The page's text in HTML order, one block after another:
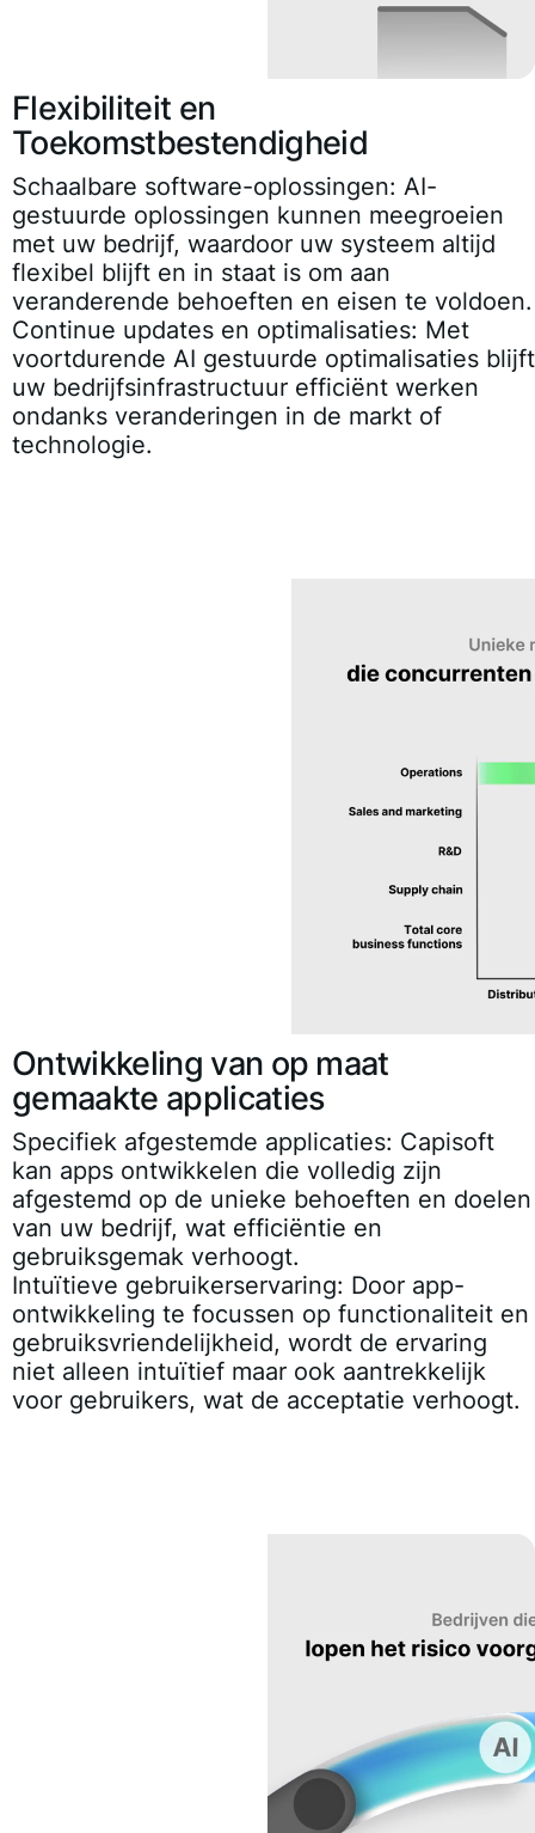
Flexibiliteit en
Toekomstbestendigheid
Schaalbare software-oplossingen: AI-
gestuurde oplossingen kunnen meegroeien
met uw bedrijf, waardoor uw systeem altijd
flexibel blijft en in staat is om aan
veranderende behoeften en eisen te voldoen.
Continue updates en optimalisaties: Met
voortdurende AI gestuurde optimalisaties blijft
uw bedrijfsinfrastructuur efficiënt werken
ondanks veranderingen in de markt of
technologie.
Ontwikkeling van op maat
gemaakte applicaties
Specifiek afgestemde applicaties: Capisoft
kan apps ontwikkelen die volledig zijn
afgestemd op de unieke behoeften en doelen
van uw bedrijf, wat efficiëntie en
gebruiksgemak verhoogt.
Intuïtieve gebruikerservaring: Door app-
ontwikkeling te focussen op functionaliteit en
gebruiksvriendelijkheid, wordt de ervaring
niet alleen intuïtief maar ook aantrekkelijk
voor gebruikers, wat de acceptatie verhoogt.